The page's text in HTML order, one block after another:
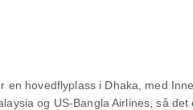
en hovedflyplass i Dhaka, med
og US-Bangla Airlines, så